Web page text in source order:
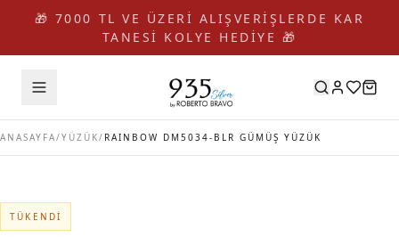
🎁 7000 TL VE ÜZERİ ALIŞVERİŞLERDE KAR
TANESİ KOLYE HEDİYE 🎁
ANASAYFA/YÜZÜK/ RAINBOW DM5034-BLR GÜMÜŞ YÜZÜK
TÜKENDI